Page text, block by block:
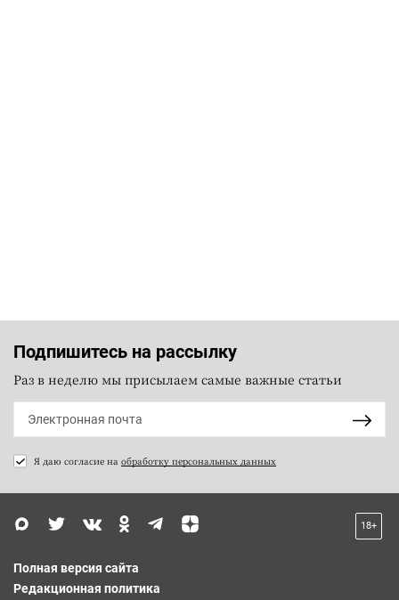
Подпишитесь на рассылку
Раз в неделю мы присылаем самые важные статьи
Я даю согласие на обработку персональных данных
18+
Полная версия сайта
Редакционная политика